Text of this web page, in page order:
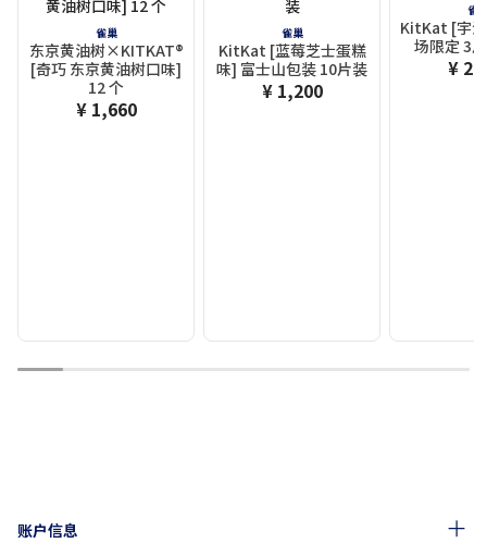
雀巢
东京黄油树×KITKAT®
[奇巧 东京黄油树口味]
12 个
¥ 1,660
雀巢
KitKat [蓝莓芝士蛋糕
味] 富士山包装 10片装
¥ 1,200
雀
KitKat [宇
场限定 3
¥
1 2 3 4 5 6 7 8 9 10
账户信息